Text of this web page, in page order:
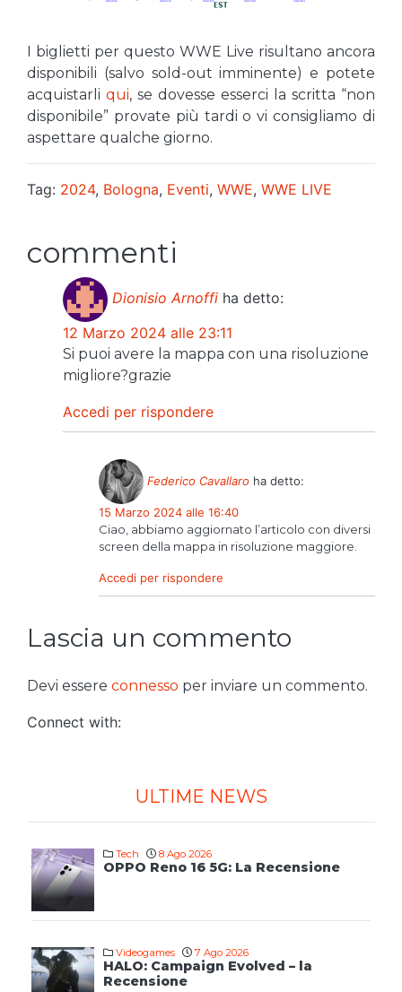
I biglietti per questo WWE Live risultano ancora
disponibili (salvo sold-out imminente) e potete
acquistarli qui, se dovesse esserci la scritta “non
disponibile” provate più tardi o vi consigliamo di
aspettare qualche giorno.
Tag: 2024, Bologna, Eventi, WWE, WWE LIVE
commenti
Dionisio Arnoffi ha detto:
12 Marzo 2024 alle 23:11
Si puoi avere la mappa con una risoluzione
migliore?grazie
Accedi per rispondere
Federico Cavallaro ha detto:
15 Marzo 2024 alle 16:40
Ciao, abbiamo aggiornato l’articolo con diversi
screen della mappa in risoluzione maggiore.
Accedi per rispondere
Lascia un commento
Devi essere connesso per inviare un commento.
Connect with:
ULTIME NEWS
Tech 8 Ago 2026
OPPO Reno 16 5G: La Recensione
Videogames 7 Ago 2026
HALO: Campaign Evolved – la
Recensione